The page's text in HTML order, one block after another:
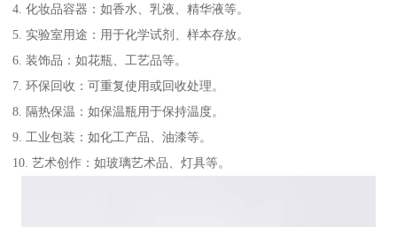
4. 化妆品容器：如香水、乳液、精华液等。
5. 实验室用途：用于化学试剂、样本存放。
6. 装饰品：如花瓶、工艺品等。
7. 环保回收：可重复使用或回收处理。
8. 隔热保温：如保温瓶用于保持温度。
9. 工业包装：如化工产品、油漆等。
10. 艺术创作：如玻璃艺术品、灯具等。